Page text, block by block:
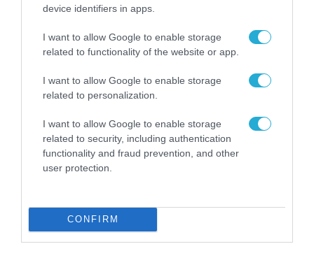
device identifiers in apps.
I want to allow Google to enable storage
related to functionality of the website or app.
I want to allow Google to enable storage
related to personalization.
I want to allow Google to enable storage
related to security, including authentication
functionality and fraud prevention, and other
user protection.
CONFIRM
ΠΟΛΙΤΙΚΗ
06.08.2026 | 09:03
«Οι εντελώς αθώοι»: Η ανάρτηση του Αρκά για